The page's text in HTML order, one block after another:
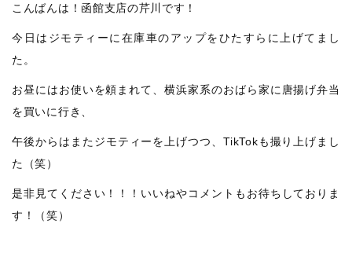
こんばんは！函館支店の芹川です！
今日はジモティーに在庫車のアップをひたすらに上げてまし
た。
お昼にはお使いを頼まれて、横浜家系のおばら家に唐揚げ弁当
を買いに行き、
午後からはまたジモティーを上げつつ、TikTokも撮り上げまし
た（笑）
是非見てください！！！いいねやコメントもお待ちしておりま
す！（笑）